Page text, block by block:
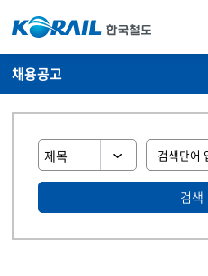
채용공고
검색